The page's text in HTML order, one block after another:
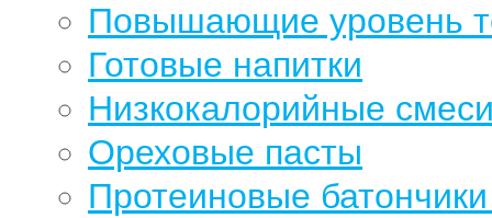
Повышающие уровень
Готовые напитки
Низкокалорийные
Ореховые пасты
Протеиновые